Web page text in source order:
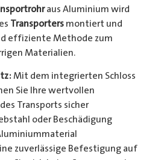
aus Aluminium wird
Transportersmontiert und
effiziente Methode zum
Materialien.
Mit dem integrierten Schloss
Sie Ihre wertvollen
Transports sicher
oder Beschädigung
zuverlässige Befestigung auf